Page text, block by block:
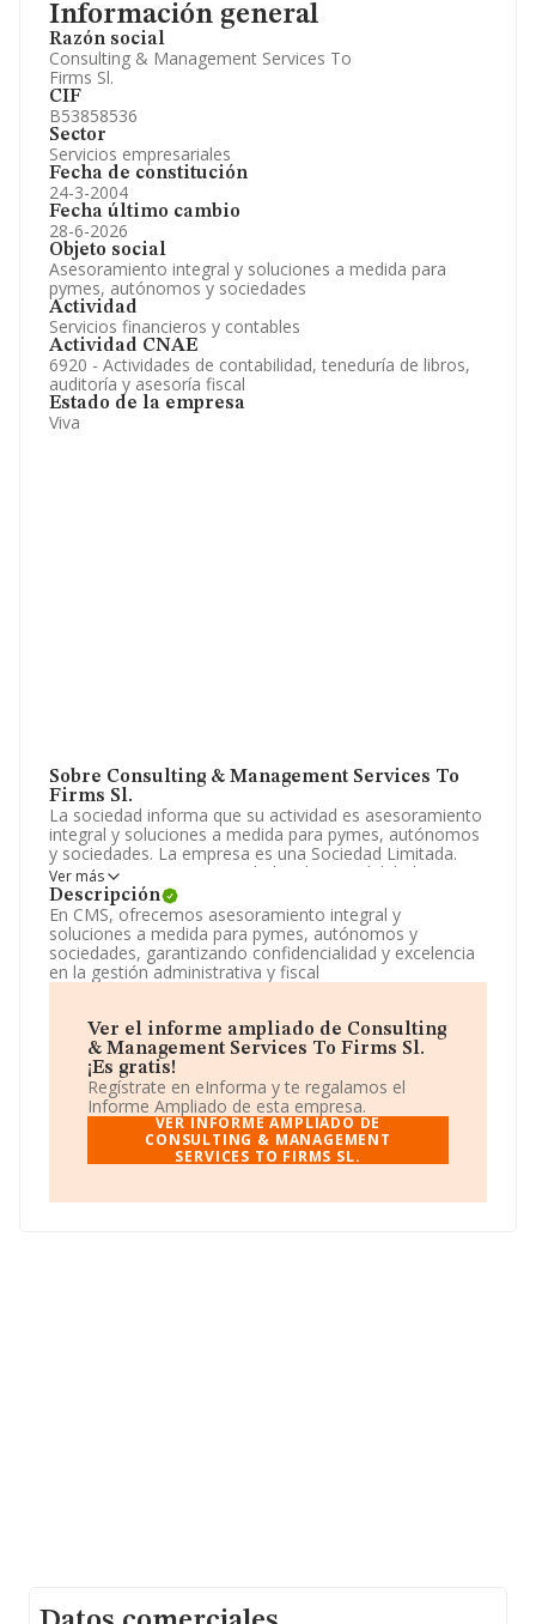
Información general
Razón social
Consulting & Management Services To
Firms Sl.
CIF
B53858536
Sector
Servicios empresariales
Fecha de constitución
24-3-2004
Fecha último cambio
28-6-2026
Objeto social
Asesoramiento integral y soluciones a medida para
pymes, autónomos y sociedades
Actividad
Servicios financieros y contables
Actividad CNAE
6920 - Actividades de contabilidad, teneduría de libros,
auditoría y asesoría fiscal
Estado de la empresa
Viva
Sobre Consulting & Management Services To
Firms Sl.
La sociedad informa que su actividad es asesoramiento
integral y soluciones a medida para pymes, autónomos
y sociedades. La empresa es una Sociedad Limitada.
Tiene CNAE: 6920 - 'Actividades de contabilidad,
teneduría de libros, auditoría y asesoría fiscal'. La
empresa no tiene actividad en mercados exteriores.
Su teléfono es 965120450 y la dirección de correo es
contacto@cmsmediterraneo.es. Para saber más puedes
acceder a su página web en este enlace
La sociedad españolaConsulting & Management
Services To Firms S.L
domicilio fiscal en Calle Moratin núm. 4 Bj Dr, (03007),
Alicante, Comunidad Valenciana.
En relación con el sector y disponiendo de los datos de
hasta 56.878 empresas, la facturación en el ámbito
promedio de la facturación de ventas entre todas las
Ver más
Descripción
En CMS, ofrecemos asesoramiento integral y
soluciones a medida para pymes, autónomos y
sociedades, garantizando confidencialidad y excelencia
en la gestión administrativa y fiscal
Ver el informe ampliado de Consulting
& Management Services To Firms Sl.
¡Es gratis!
Regístrate en eInforma y te regalamos el
Informe Ampliado de esta empresa.
VER INFORME AMPLIADO DE
CONSULTING & MANAGEMENT
SERVICES TO FIRMS SL.
Artículos de prensa publicados sobre la empresa.
Información oficial y registral complementaria.